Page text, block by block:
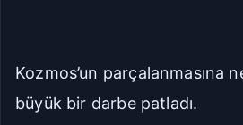
Kozmos’un parçalanmasına
büyük bir darbe patladı.